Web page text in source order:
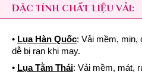
ĐẶC TÍNH CHẤT LIỆU VẢI:
• Lụa Hàn Quốc: Vải mềm, mịn,
dễ bị rạn khi may.
• Lụa Tằm Thái: Vải mềm, mát,